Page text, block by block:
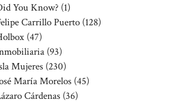
You Know? (1)
Carrillo Puerto (128)
(47)
(93)
Mujeres (230)
María Morelos (45)
Cárdenas (36)